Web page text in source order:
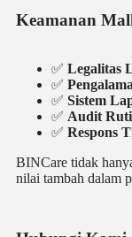
Keamanan
✅ Legalitas
✅
✅ Sistem
✅ Audit
✅ Respons
BINCare tidak
nilai tambah dalam